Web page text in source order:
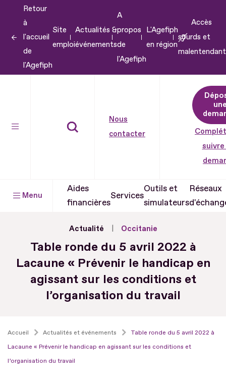
contenu
Retour
à
l'accueil
de
l'Agefiph
Site
emploi
Actualités &
événements
A
propos
de
l'Agefiph
L'Agefiph
en région
Accès
sourds et
Nous
contacter
suivre
Menu
Aides
financières
Services
Outils et
simulateurs
Réseaux
Actualité Occitanie
Table ronde du 5 avril 2022 à
Lacaune « Prévenir le handicap en
agissant sur les conditions et
l’organisation du travail
Accueil Actualités et événements
Table ronde du 5 avril 2022 à
Lacaune « Prévenir le handicap en agissant sur les conditions et
l’organisation du travail